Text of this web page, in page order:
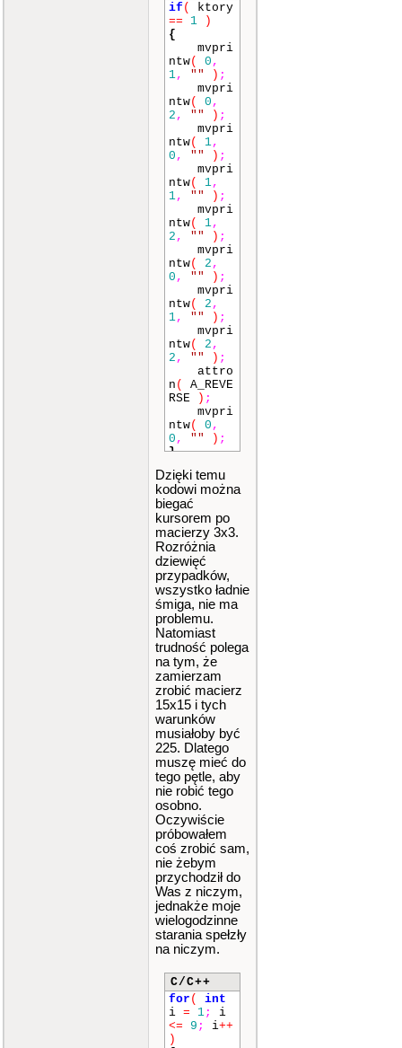
if (
ktory
==
1
)
{
mvpri
ntw( 0 ,
1, "" ) ;
mvpri
ntw( 0 ,
2 , "" ) ;
mvpri
ntw( 1,
0 , "" ) ;
mvpri
ntw( 1,
1, "" ) ;
mvpri
ntw( 1,
2 , "" ) ;
mvpri
ntw( 2 ,
0 , "" ) ;
mvpri
ntw( 2 ,
1, "" ) ;
mvpri
ntw( 2 ,
2 , "" ) ;
attro
n (
A_REVE
RSE
) ;
mvpri
ntw( 0 ,
0 , "" ) ;
}
== 2 )
{
mvpri
ntw( 0 ,
0, "" );
mvpri
ntw( 0
2, "" );
mvpri
ntw( 1,
0, ""
mvpri
ntw ( 1,
1, "" );
mvpri
ntw( 1,
2, "" );
mvpri
ntw( 2,
0, "" ) ;
mvpri
ntw( 2,
1, ""
;
mvpri
ntw(
2, "" );
attro
n(A_REVE
RSE);
mvpri
ntw( 0,
1, "" );
}
if(ktory
== 3 )
{
ntw( 0,
0, "" );
mvpri
ntw( 0 ,
1, "" ) ;
mvpri
Dzięki temu
kodowi można
biegać
kursorem po
macierzy 3x3.
Rozróżnia
dziewięć
przypadków,
wszystko ładnie
śmiga, nie ma
problemu.
Natomiast
trudność polega
na tym, że
zamierzam
zrobić macierz
15x15 i tych
warunków
musiałoby być
225. Dlatego
muszę mieć do
tego pętle, aby
nie robić tego
osobno.
Oczywiście
próbowałem
coś zrobić sam,
nie żebym
przychodził do
Was z niczym,
jednakże moje
wielogodzinne
starania spełzły
na niczym.
C/C++
for (
int
i = 1;
i
<=
9 ; i++
)